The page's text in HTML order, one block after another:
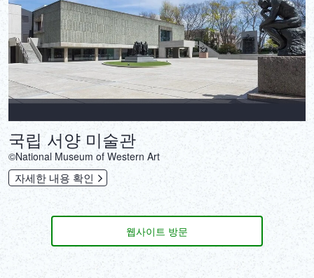
국립 서양 미술관
©National Museum of Western Art
자세한 내용 확인
웹사이트 방문